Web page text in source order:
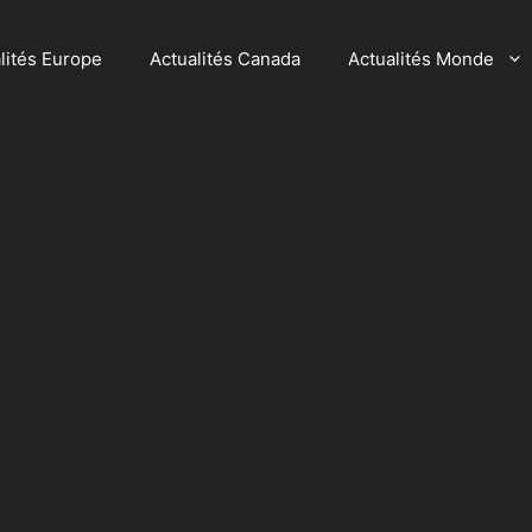
Europe Actualités Canada Actualités Monde